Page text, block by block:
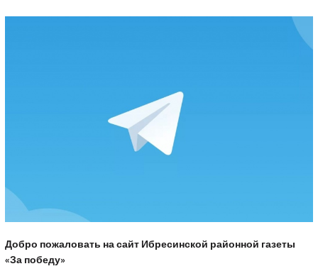
Добро пожаловать на сайт Ибресинской районной газеты
«За победу»